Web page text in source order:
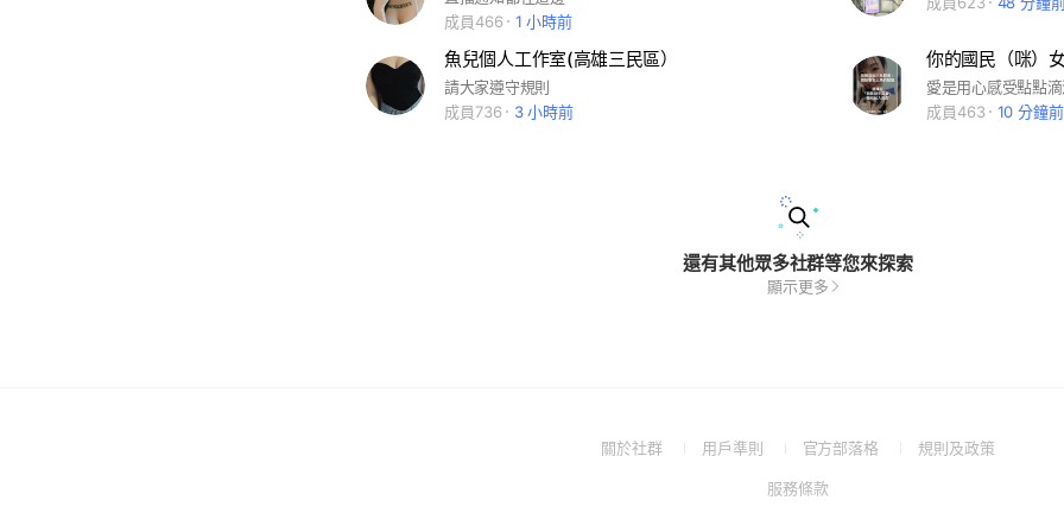
成員466
1 小時前
魚兒個人工作室(高雄三民區）
請大家遵守規則
成員736
3 小時前
你的國民（咪）
成員463
10 分鐘前
還有其他眾多社群等您來探索
顯示更多
關於社群
(Open用戶準則
(Open
a
官方部落格
(Open規則及政策(Open
服務條款(Open